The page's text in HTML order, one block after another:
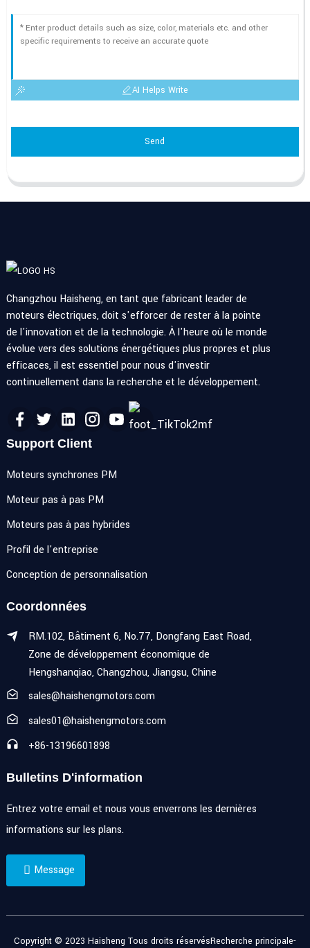
AI Helps Write
Send
Changzhou Haisheng, en tant que fabricant leader de
moteurs électriques, doit s'efforcer de rester à la pointe
de l'innovation et de la technologie. À l'heure où le monde
évolue vers des solutions énergétiques plus propres et plus
efficaces, il est essentiel pour nous d'investir
continuellement dans la recherche et le développement.
Support Client
Moteurs synchrones PM
Moteur pas à pas PM
Moteurs pas à pas hybrides
Profil de l'entreprise
Conception de personnalisation
Coordonnées
RM.102, Bâtiment 6, No.77, Dongfang East Road,
Zone de développement économique de
Hengshanqiao, Changzhou, Jiangsu, Chine
sales@haishengmotors.com
sales01@haishengmotors.com
+86-13196601898
Bulletins D'information
Entrez votre email et nous vous enverrons les dernières
informations sur les plans.
Message
Copyright © 2023 Haisheng Tous droits réservésRecherche principale-